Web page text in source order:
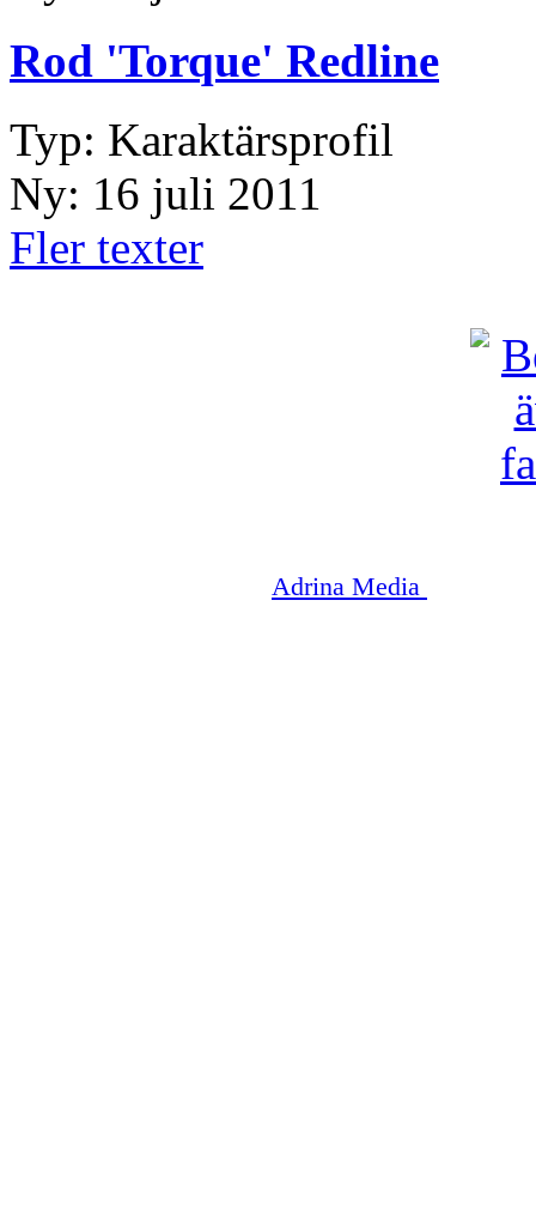
Rod 'Torque' Redline
Typ: Karaktärsprofil
Ny: 16 juli 2011
Fler texter
Adrina Media